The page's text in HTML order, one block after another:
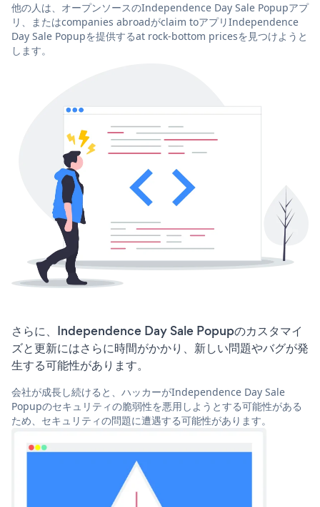
他の人は、オープンソースのIndependence Day Sale Popupアプ
リ、またはcompanies abroadがclaim toアプリIndependence
Day Sale Popupを提供するat rock-bottom pricesを見つけようと
します。
さらに、Independence Day Sale Popupのカスタマイ
ズと更新にはさらに時間がかかり、新しい問題やバグが発
生する可能性があります。
会社が成長し続けると、ハッカーがIndependence Day Sale
Popupのセキュリティの脆弱性を悪用しようとする可能性がある
ため、セキュリティの問題に遭遇する可能性があります。